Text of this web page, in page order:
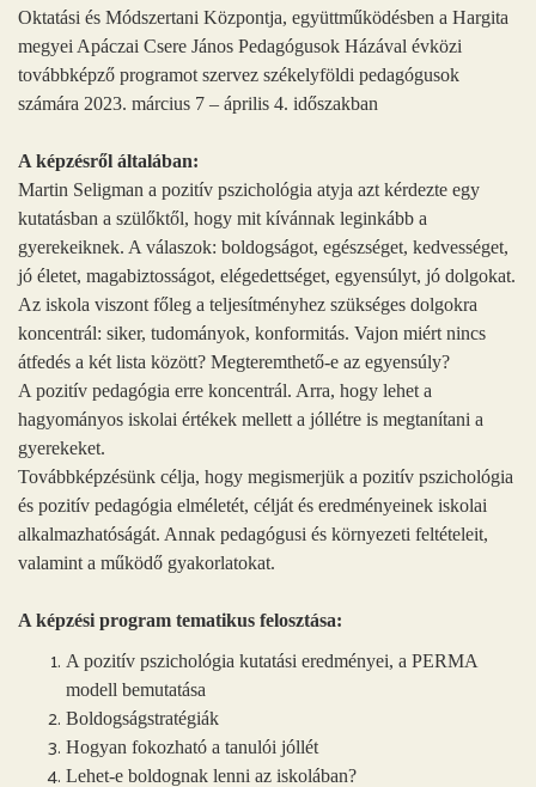
Oktatási és Módszertani Központja, együttműködésben a Hargita
megyei Apáczai Csere János Pedagógusok Házával évközi
továbbképző programot szervez székelyföldi pedagógusok
számára 2023. március 7 – április 4. időszakban
A képzésről általában:
Martin Seligman a pozitív pszichológia atyja azt kérdezte egy
kutatásban a szülőktől, hogy mit kívánnak leginkább a
gyerekeiknek. A válaszok: boldogságot, egészséget, kedvességet,
jó életet, magabiztosságot, elégedettséget, egyensúlyt, jó dolgokat.
Az iskola viszont főleg a teljesítményhez szükséges dolgokra
koncentrál: siker, tudományok, konformitás. Vajon miért nincs
átfedés a két lista között? Megteremthető-e az egyensúly?
A pozitív pedagógia erre koncentrál. Arra, hogy lehet a
hagyományos iskolai értékek mellett a jóllétre is megtanítani a
gyerekeket.
Továbbképzésünk célja, hogy megismerjük a pozitív pszichológia
és pozitív pedagógia elméletét, célját és eredményeinek iskolai
alkalmazhatóságát. Annak pedagógusi és környezeti feltételeit,
valamint a működő gyakorlatokat.
A képzési program tematikus felosztása:
A pozitív pszichológia kutatási eredményei, a PERMA
modell bemutatása
Boldogságstratégiák
Hogyan fokozható a tanulói jóllét
Lehet-e boldognak lenni az iskolában?